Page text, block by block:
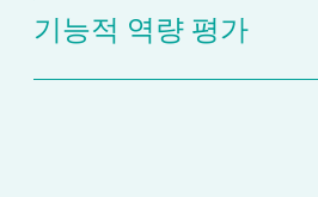
기능적 역량 평가